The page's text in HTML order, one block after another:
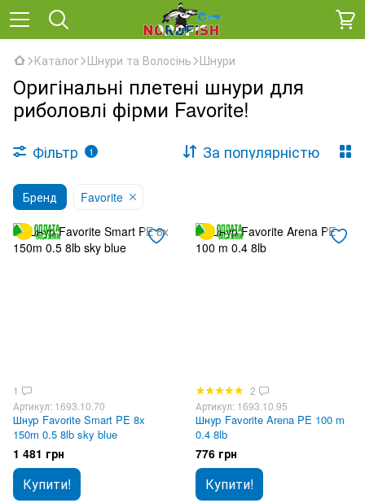
Каталог Шнури та Волосінь Шнури
Оригінальні плетені шнури для
риболовлі фірми Favorite!
Фільтр 1 За популярністю
Бренд Favorite
1
Артикул: 1693.10.70
Шнур Favorite Smart PE 8x
150m 0.5 8lb sky blue
1 481 грн
Купити!
2
Артикул: 1693.10.95
Шнур Favorite Arena PE 100 m
0.4 8lb
776 грн
Купити!